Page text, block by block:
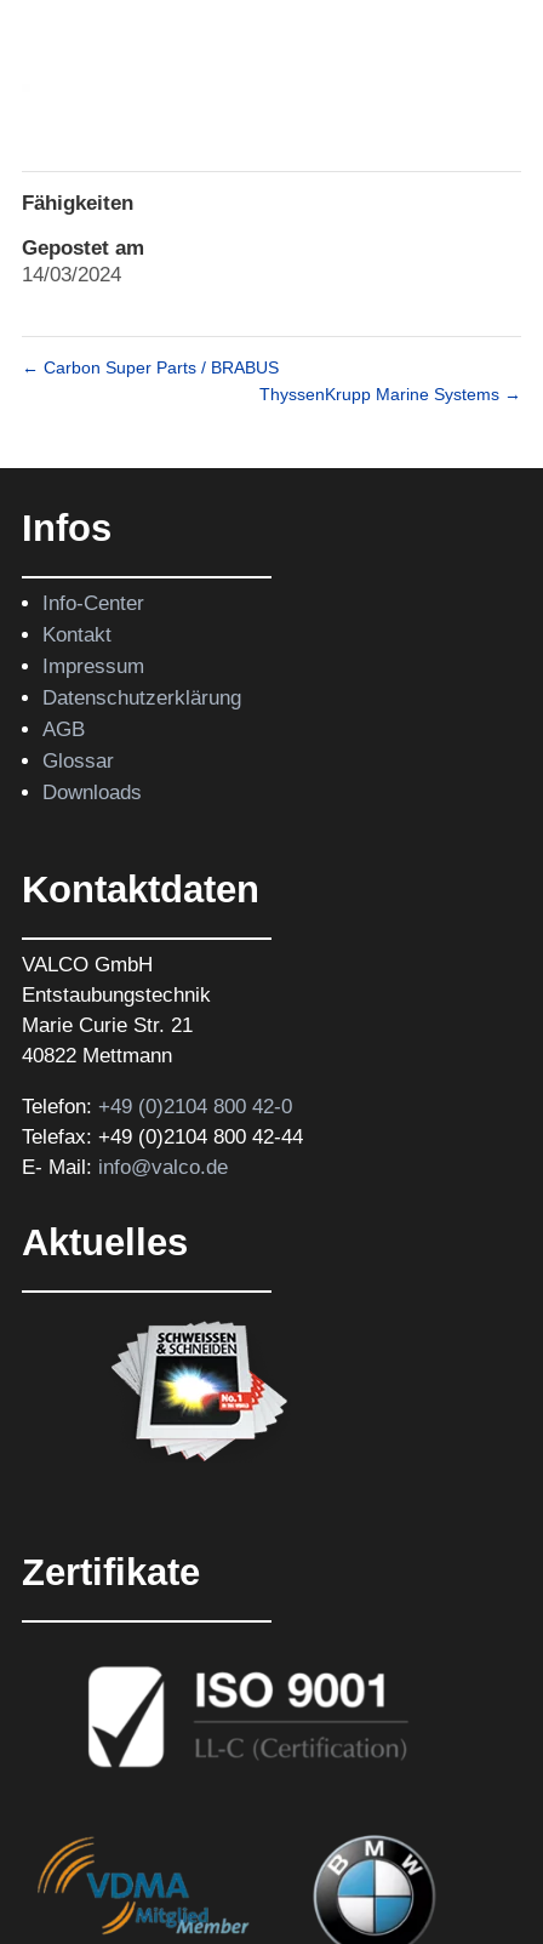
Fähigkeiten
Gepostet am
14/03/2024
← Carbon Super Parts / BRABUS
ThyssenKrupp Marine Systems →
Infos
Info-Center
Kontakt
Impressum
Datenschutzerklärung
AGB
Glossar
Downloads
Kontaktdaten
VALCO GmbH
Entstaubungstechnik
Marie Curie Str. 21
40822 Mettmann
Telefon: +49 (0)2104 800 42-0
Telefax: +49 (0)2104 800 42-44
E- Mail: info@valco.de
Aktuelles
Zertifikate